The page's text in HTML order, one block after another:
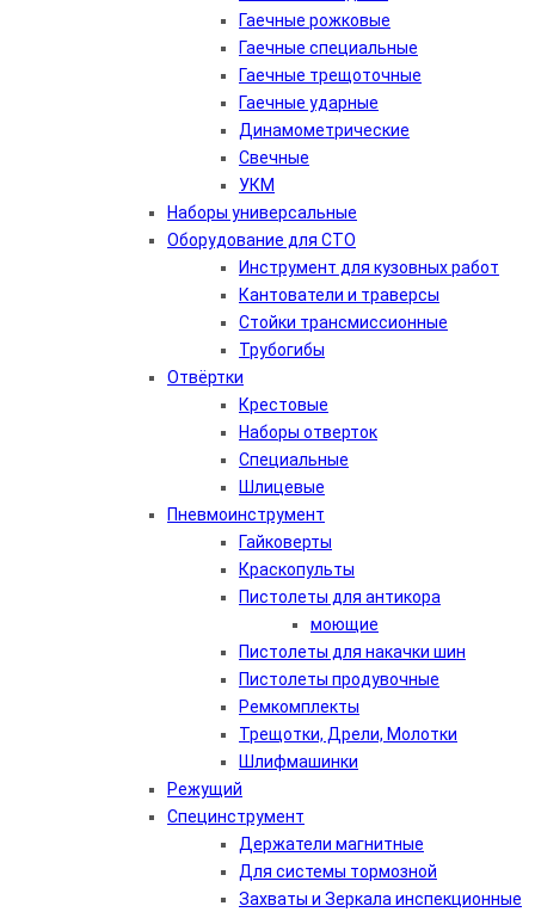
Гаечные рожковые
Гаечные специальные
Гаечные трещоточные
Гаечные ударные
Динамометрические
Свечные
УКМ
Наборы универсальные
Оборудование для СТО
Инструмент для кузовных работ
Кантователи и траверсы
Стойки трансмиссионные
Трубогибы
Отвёртки
Крестовые
Наборы отверток
Специальные
Шлицевые
Пневмоинструмент
Гайковерты
Краскопульты
Пистолеты для антикора
моющие
Пистолеты для накачки шин
Пистолеты продувочные
Ремкомплекты
Трещотки, Дрели, Молотки
Шлифмашинки
Режущий
Специнструмент
Держатели магнитные
Для системы тормозной
Захваты и Зеркала инспекционные